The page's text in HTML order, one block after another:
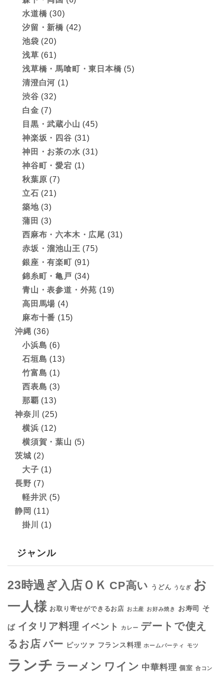
水道橋 (30)
汐留・新橋 (42)
池袋 (20)
浅草 (61)
浅草橋・馬喰町・東日本橋 (5)
清澄白河 (1)
渋谷 (32)
白金 (7)
目黒・武蔵小山 (45)
神楽坂・四谷 (31)
神田・お茶の水 (31)
神谷町・愛宕 (1)
秋葉原 (7)
立石 (21)
築地(3)
蒲田 (3)
西麻布・六本木・広尾 (31)
赤坂・溜池山王 (75)
銀座・有楽町 (91)
錦糸町・亀戸 (34)
青山・表参道・外苑 (19)
高田馬場 (4)
麻布十番 (15)
沖縄 (36)
小浜島 (6)
石垣島 (13)
竹富島 (1)
西表島 (3)
那覇 (13)
神奈川
(25)
横浜 (12)
横須賀・葉山 (5)
茨城 (2)
大子 (1)
長野 (7)
軽井沢 (5)
静岡 (11)
掛川
(1)
ジャンル
23時過ぎ入店ＯＫ CP高い うどん うなぎ お
一人様 お取り寄せができるお店 お土産 お好み焼き お寿司 そ
ば イタリア料理 イベント カレー デートで使え
るお店 バー ピッツァ フランス料理 ホームパーティ モツ
ランチ ラーメン ワイン 中華料理 個室 合コン